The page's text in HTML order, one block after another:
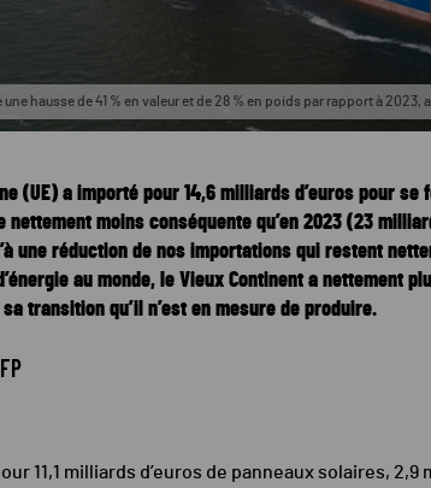
hausse de 41 % en valeur et de 28 % en poids par rapport à
(UE) a importé pour 14,6 milliards d’euros pour
nettement moins conséquente qu’en 2023 (23
une réduction de nos importations qui restent
au monde, le Vieux Continent a nettement
transition qu’il n’est en mesure de produire.
11,1 milliards d’euros de panneaux solaires,